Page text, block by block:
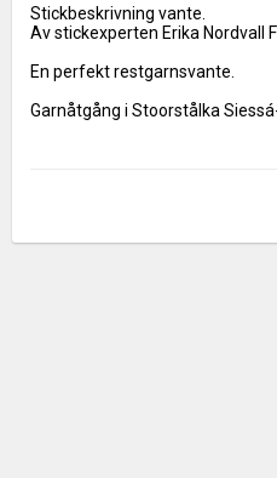
Stickbeskrivning vante.
Av stickexperten Erika Nordvall
En perfekt restgarnsvante.
Garnåtgång i Stoorstålka